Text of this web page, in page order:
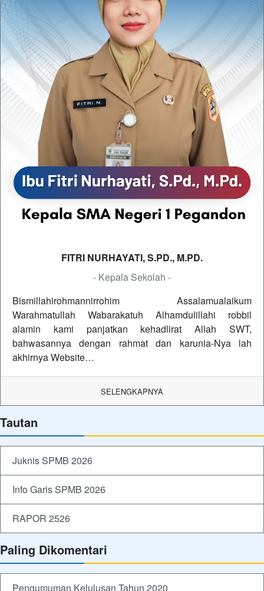
FITRI NURHAYATI, S.PD., M.PD.
- Kepala Sekolah -
Bismillahirohmannirrohim Assalamualaikum
Warahmatullah Wabarakatuh Alhamdulillahi robbil
alamin kami panjatkan kehadlirat Allah SWT,
bahwasannya dengan rahmat dan karunia-Nya lah
akhirnya Website…
SELENGKAPNYA
Tautan
Juknis SPMB 2026
Info Garis SPMB 2026
RAPOR 2526
Paling Dikomentari
Pengumuman Kelulusan Tahun 2020